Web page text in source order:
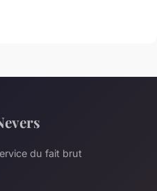
du fait brut